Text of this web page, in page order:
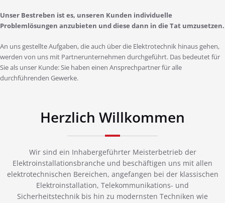
Unser Bestreben ist es, unseren Kunden individuelle
Problemlösungen anzubieten und diese dann in die Tat umzusetzen.
An uns gestellte Aufgaben, die auch über die Elektrotechnik hinaus gehen,
werden von uns mit Partnerunternehmen durchgeführt. Das bedeutet für
Sie als unser Kunde: Sie haben einen Ansprechpartner für alle
durchführenden Gewerke.
Herzlich Willkommen
Wir sind ein Inhabergeführter Meisterbetrieb der
Elektroinstallationsbranche und beschäftigen uns mit allen
elektrotechnischen Bereichen, angefangen bei der klassischen
Elektroinstallation, Telekommunikations- und
Sicherheitstechnik bis hin zu modernsten Techniken wie